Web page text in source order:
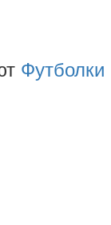
Футболки